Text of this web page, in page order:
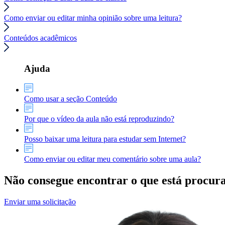
Como enviar ou editar minha opinião sobre uma leitura?
Conteúdos acadêmicos
Ajuda
Como usar a seção Conteúdo
Por que o vídeo da aula não está reproduzindo?
Posso baixar uma leitura para estudar sem Internet?
Como enviar ou editar meu comentário sobre uma aula?
Não consegue encontrar o que está
Enviar uma solicitação